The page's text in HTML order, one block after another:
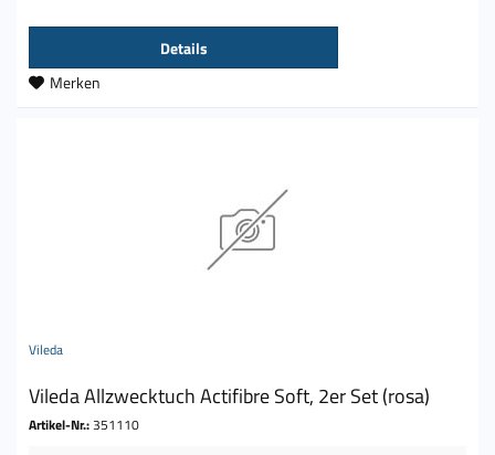
Details
Merken
Vileda
Vileda Allzwecktuch Actifibre Soft, 2er Set (rosa)
Artikel-Nr.:351110